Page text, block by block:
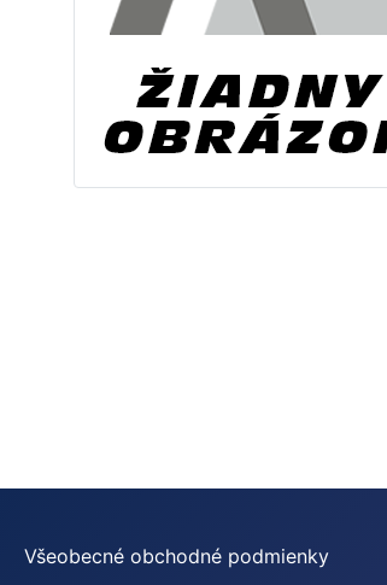
Všeobecné obchodné podmienky